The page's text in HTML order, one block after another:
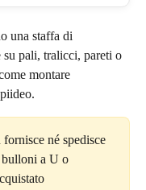
una staffa di
pali, tralicci, pareti o
montare
né spedisce
bulloni a U o